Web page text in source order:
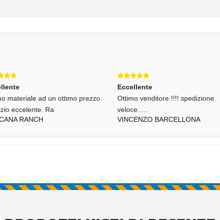
Eccellente
Ottimo venditore !!!! spedizione
veloce.....
VINCENZO BARCELLONA
Eccellente
Venditore affidabilissimo
GIUSEPPE CARONTE